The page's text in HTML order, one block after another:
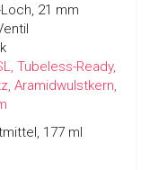
21 mm
Tubeless-Ready,
Aramidwulstkern,
177 ml